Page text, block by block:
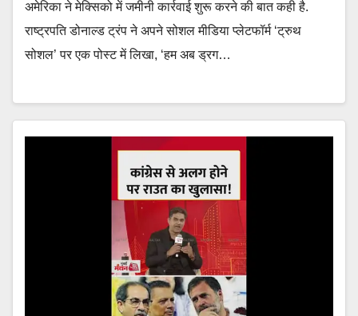
अमेरिका ने मेक्सिको में जमीनी कार्रवाई शुरू करने की बात कही है.
राष्ट्रपति डोनाल्ड ट्रंप ने अपने सोशल मीडिया प्लेटफॉर्म ‘ट्रुथ
सोशल’ पर एक पोस्ट में लिखा, ‘हम अब ड्रग…